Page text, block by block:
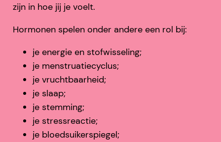
zijn in hoe jij je voelt.
Hormonen spelen onder andere een rol bij:
je energie en stofwisseling;
je menstruatiecyclus;
je vruchtbaarheid;
je slaap;
je stemming;
je stressreactie;
je bloedsuikerspiegel;